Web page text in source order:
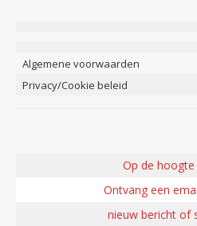
Algemene voorwaarden
Privacy/Cookie beleid
Op de hoogte
Ontvang een
nieuw bericht of